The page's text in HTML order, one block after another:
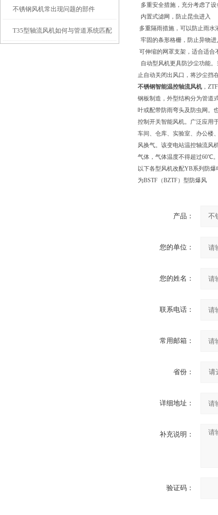
怎么选？
不锈钢风机常出现问题的部件
T35型轴流风机如何与管道系统匹配
多重安全措施，充分考虑了
内置式滤网，防止昆虫进入
多重隔雨措施，可以防止雨水
牢固的条形格栅，防止异物
可伸缩的网罩支架，适合适合
自动型风机更具防沙尘功能
止自动关闭出风口，将沙尘挡
不锈钢智能温控轴流风机，
钢板制造，外型结构分为管道
叶或配带防雨弯头及防虫网。
控制开关智能风机。广泛应用
车间、仓库、实验室、办公楼
风换气。该变电站温控轴流风
气体，气体温度不得超过60℃
以下各型风机改配YB系列防
为BSTF（BZTF）型防爆风
产品：
您的单位：
您的姓名：
联系电话：
常用邮箱：
省份：
详细地址：
补充说明：
验证码：